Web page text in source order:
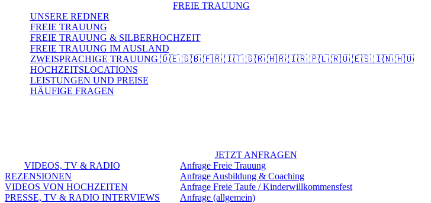
FREIE TRAUUNG
UNSERE REDNER
FREIE TRAUUNG
FREIE TRAUUNG & SILBERHOCHZEIT
FREIE TRAUUNG IM AUSLAND
ZWEISPRACHIGE TRAUUNG 🇩🇪 🇬🇧 🇫🇷 🇮🇹 🇬🇷 🇭🇷 🇮🇷 🇵🇱 🇷🇺 🇪🇸 🇮🇳 🇭🇺
HOCHZEITSLOCATIONS
LEISTUNGEN UND PREISE
HÄUFIGE FRAGEN
VIDEOS, TV & RADIO
REZENSIONEN
VIDEOS VON HOCHZEITEN
PRESSE, TV & RADIO INTERVIEWS
JETZT ANFRAGEN
Anfrage Freie Trauung
Anfrage Ausbildung & Coaching
Anfrage Freie Taufe / Kinderwillkommensfest
Anfrage (allgemein)